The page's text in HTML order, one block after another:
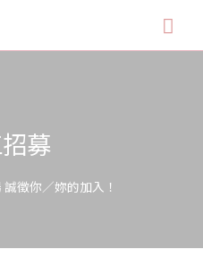
募
徵你／妳的加入！